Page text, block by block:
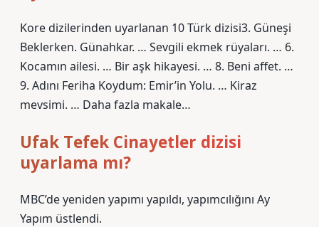
Kore dizilerinden uyarlanan 10 Türk dizisi3. Güneşi
Beklerken. Günahkar. … Sevgili ekmek rüyaları. … 6.
Kocamın ailesi. … Bir aşk hikayesi. … 8. Beni affet. …
9. Adını Feriha Koydum: Emir’in Yolu. … Kiraz
mevsimi. … Daha fazla makale…
Ufak Tefek Cinayetler dizisi
uyarlama mı?
MBC’de yeniden yapımı yapıldı, yapımcılığını Ay
Yapım üstlendi.